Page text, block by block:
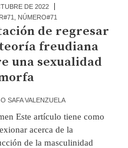
DE 2022
NÚMERO#71
de regresar
freudiana
una sexualidad
SAFA VALENZUELA
Este artículo tiene como
acerca de la
de la masculinidad